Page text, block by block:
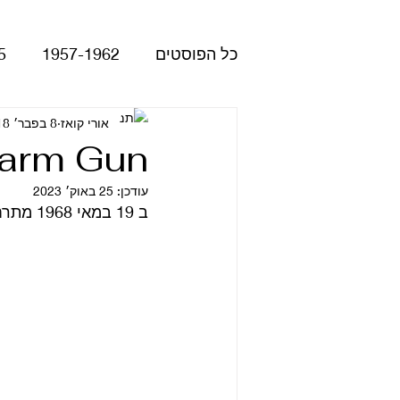
כל הפוסטים 1957-1962
Please Please Me
Rubber Soul
Revolver
Gun
אורי קואז 8 בפבר׳ 2018
עודכן: 25 באוק׳ 2023
ב 19 במאי 1968 מתרחש הדייט הראשון של ג’ון ויוקו. דייט שמוליד אלבום אוונגרדי וזוגיות מופלאה.